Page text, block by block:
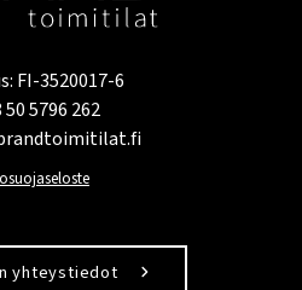
FI-3520017-6
50 5796 262
yhteystiedot